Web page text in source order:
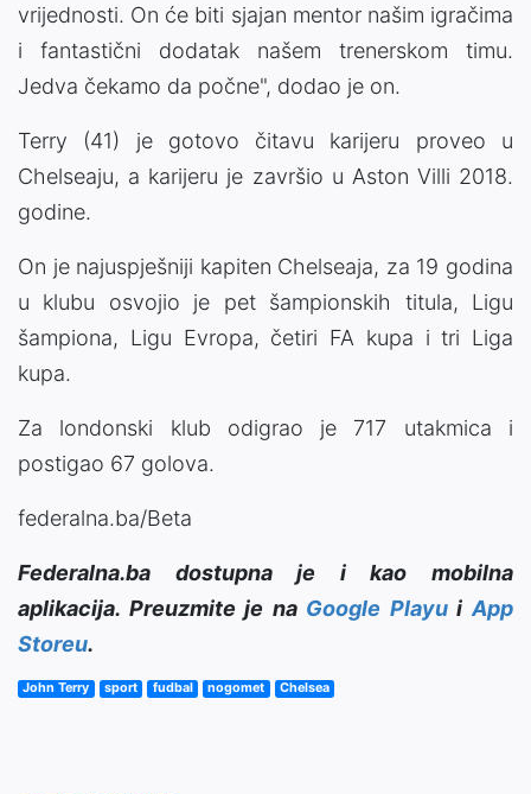
vrijednosti. On će biti sjajan mentor našim igračima
i fantastični dodatak našem trenerskom timu.
Jedva čekamo da počne", dodao je on.
Terry (41) je gotovo čitavu karijeru proveo u
Chelseaju, a karijeru je završio u Aston Villi 2018.
godine.
On je najuspješniji kapiten Chelseaja, za 19 godina
u klubu osvojio je pet šampionskih titula, Ligu
šampiona, Ligu Evropa, četiri FA kupa i tri Liga
kupa.
Za londonski klub odigrao je 717 utakmica i
postigao 67 golova.
federalna.ba/Beta
Federalna.ba dostupna je i kao mobilna
aplikacija. Preuzmite je na Google PlayuiApp
Storeu.
John Terry sport fudbal nogomet Chelsea